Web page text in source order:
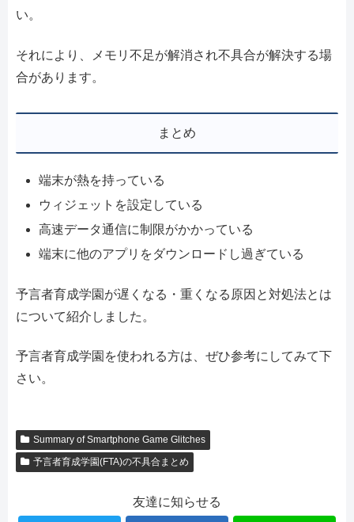
い。
それにより、メモリ不足が解消され不具合が解決する場
合があります。
まとめ
端末が熱を持っている
ウィジェットを設定している
高速データ通信に制限がかかっている
端末に他のアプリをダウンロードし過ぎている
予言者育成学園が遅くなる・重くなる原因と対処法とは
について紹介しました。
予言者育成学園を使われる方は、ぜひ参考にしてみて下
さい。
Summary of Smartphone Game Glitches
予言者育成学園(FTA)の不具合まとめ
友達に知らせる